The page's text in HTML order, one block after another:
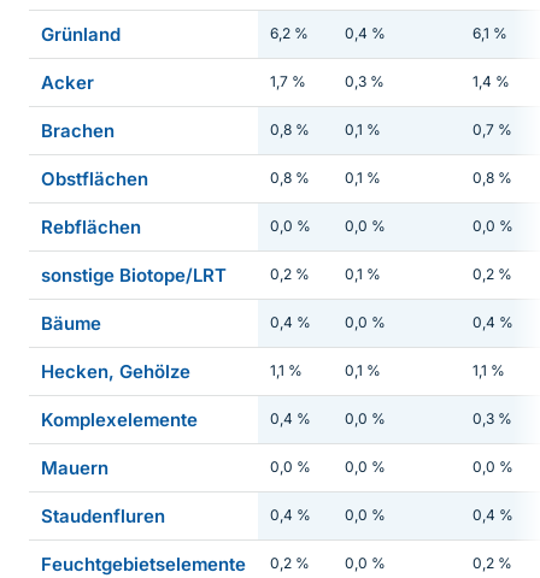
Grünland 6,2 % 0,4 % 6,1 %
Acker 1,7 % 0,3 % 1,4 %
Brachen 0,8 % 0,1 % 0,7 %
Obstflächen 0,8 % 0,1 % 0,8 %
Rebflächen 0,0 % 0,0 % 0,0 %
sonstige Biotope/LRT 0,2 % 0,1 % 0,2 %
Bäume 0,4 % 0,0 % 0,4 %
Hecken, Gehölze 1,1 % 0,1 % 1,1 %
Komplexelemente 0,4 % 0,0 % 0,3 %
Mauern 0,0 % 0,0 % 0,0 %
Staudenfluren 0,4 % 0,0 % 0,4 %
Feuchtgebietselemente 0,2 % 0,0 % 0,2 %